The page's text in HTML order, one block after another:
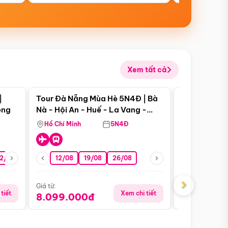
Xem tất cả
08 26/08 05/09 09/09 12/09
tiết
Điểm nổi bật
Tour Đà Nẵng Mùa Hè 5N4Đ | Bà
Nà - Hội An - Huế - La Vang -
Động Thiên Đường
Hồ Chí Minh 5N4Đ
12/08 19/08 26/08
Giá từ:
8.099.000đ Xem chi tiết
Giá từ:
›